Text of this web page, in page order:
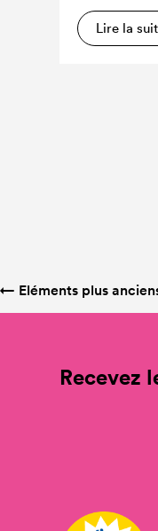
Lire la
← Eléments plus
Recevez